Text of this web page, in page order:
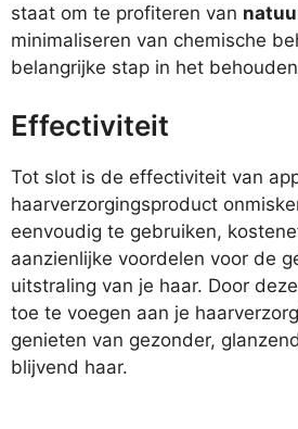
staat om te profiteren van
minimaliseren van chemische
belangrijke stap in het
Effectiviteit
Tot slot is de effectiviteit van
haarverzorgingsproduct
eenvoudig te gebruiken,
aanzienlijke voordelen voor de
uitstraling van je haar. Door
toe te voegen aan je
genieten van gezonder,
blijvend haar.